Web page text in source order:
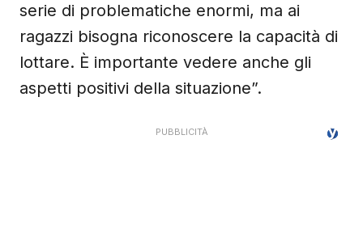
serie di problematiche enormi, ma ai
ragazzi bisogna riconoscere la capacità di
lottare. È importante vedere anche gli
aspetti positivi della situazione”.